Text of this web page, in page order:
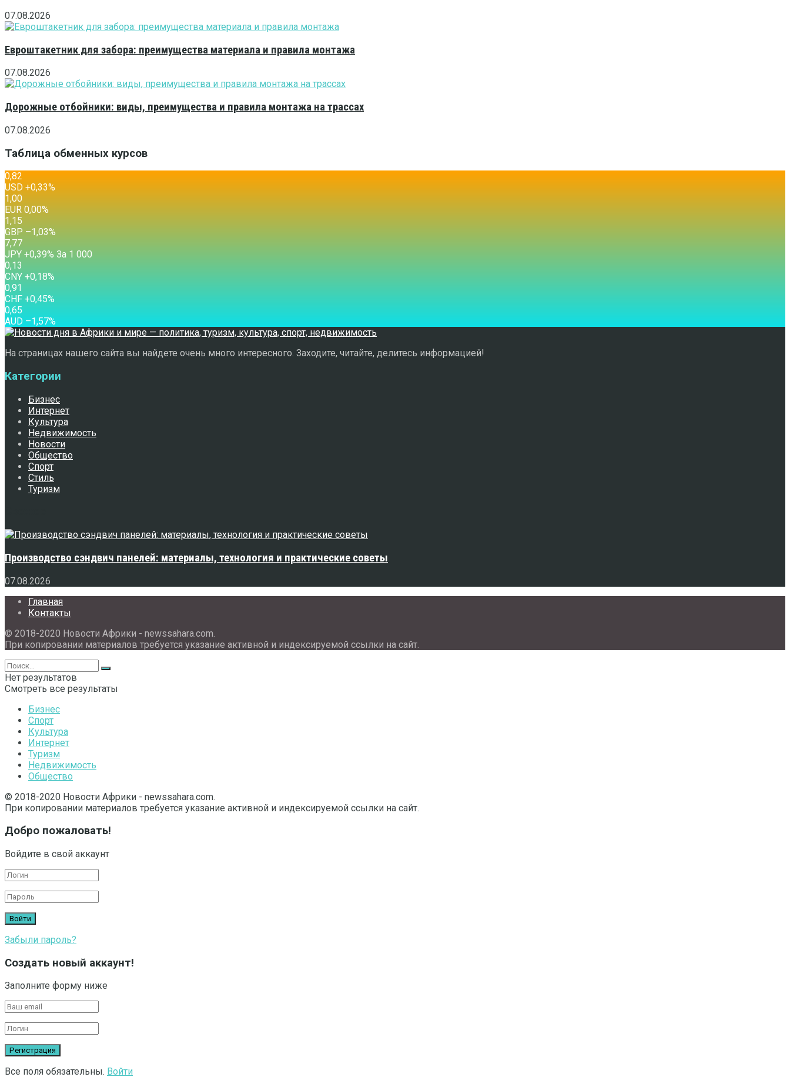
07.08.2026
Евроштакетник для забора: преимущества материала и правила монтажа
07.08.2026
Дорожные отбойники: виды, преимущества и правила монтажа на трассах
07.08.2026
Таблица обменных курсов
0,82
USD +0,33%
1,00
EUR 0,00%
1,15
GBP –1,03%
7,77
JPY +0,39% За 1 000
0,13
CNY +0,18%
0,91
CHF +0,45%
0,65
AUD –1,57%
На страницах нашего сайта вы найдете очень много интересного. Заходите, читайте, делитесь информацией!
Категории
Бизнес
Интернет
Культура
Недвижимость
Новости
Общество
Спорт
Стиль
Туризм
Производство сэндвич панелей: материалы, технология и практические советы
07.08.2026
Главная
Контакты
© 2018-2020 Новости Африки - newssahara.com.
При копировании материалов требуется указание активной и индексируемой ссылки на сайт.
Нет результатов
Смотреть все результаты
Бизнес
Спорт
Культура
Интернет
Туризм
Недвижимость
Общество
© 2018-2020 Новости Африки - newssahara.com.
При копировании материалов требуется указание активной и индексируемой ссылки на сайт.
Добро пожаловать!
Войдите в свой аккаунт
Забыли пароль?
Создать новый аккаунт!
Заполните форму ниже
Все поля обязательны. Войти